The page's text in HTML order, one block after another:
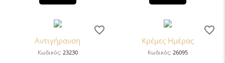
Αντιγήρανση
Κωδικός: 23230
Κρέμες Ημέρας
Κωδικός: 26095